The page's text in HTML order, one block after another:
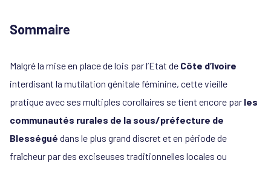
Sommaire
Malgré la mise en place de lois par l’Etat de Côte d’Ivoire
interdisant la mutilation génitale féminine, cette vieille
pratique avec ses multiples corollaires se tient encore par les
communautés rurales de la sous/préfecture de
Blességué dans le plus grand discret et en période de
fraîcheur par des exciseuses traditionnelles locales ou